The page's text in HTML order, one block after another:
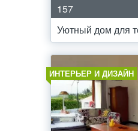
157
Уютный дом для
ИНТЕРЬЕР И ДИЗАЙН